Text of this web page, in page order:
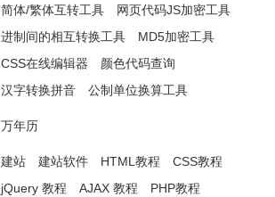
简体/繁体互转工具
网页代码JS加密工具
进制间的相互转换工具
MD5加密工具
CSS在线编辑器
颜色代码查询
汉字转换拼音
公制单位换算工具
万年历
建站 建站软件 HTML教程
CSS教程
jQuery 教程
AJAX 教程 PHP教程